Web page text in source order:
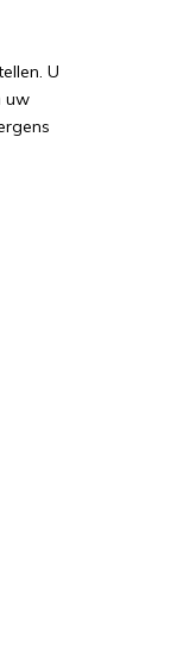
U
uw